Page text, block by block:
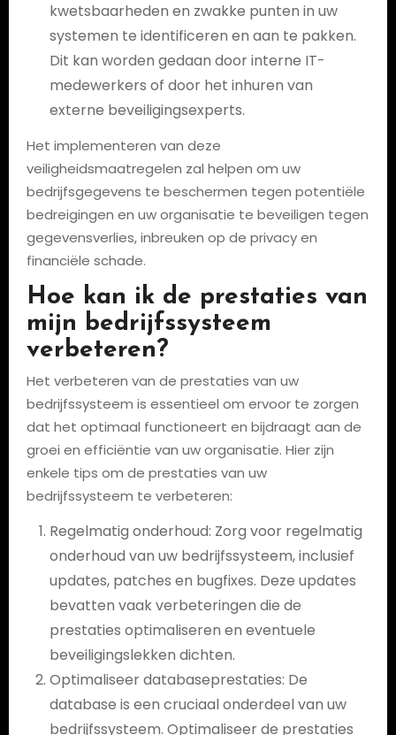
kwetsbaarheden en zwakke punten in uw
systemen te identificeren en aan te pakken.
Dit kan worden gedaan door interne IT-
medewerkers of door het inhuren van
externe beveiligingsexperts.
Het implementeren van deze
veiligheidsmaatregelen zal helpen om uw
bedrijfsgegevens te beschermen tegen potentiële
bedreigingen en uw organisatie te beveiligen tegen
gegevensverlies, inbreuken op de privacy en
financiële schade.
Hoe kan ik de prestaties van
mijn bedrijfssysteem
verbeteren?
Het verbeteren van de prestaties van uw
bedrijfssysteem is essentieel om ervoor te zorgen
dat het optimaal functioneert en bijdraagt aan de
groei en efficiëntie van uw organisatie. Hier zijn
enkele tips om de prestaties van uw
bedrijfssysteem te verbeteren:
Regelmatig onderhoud: Zorg voor regelmatig
onderhoud van uw bedrijfssysteem, inclusief
updates, patches en bugfixes. Deze updates
bevatten vaak verbeteringen die de
prestaties optimaliseren en eventuele
beveiligingslekken dichten.
Optimaliseer databaseprestaties: De
database is een cruciaal onderdeel van uw
bedrijfssysteem. Optimaliseer de prestaties